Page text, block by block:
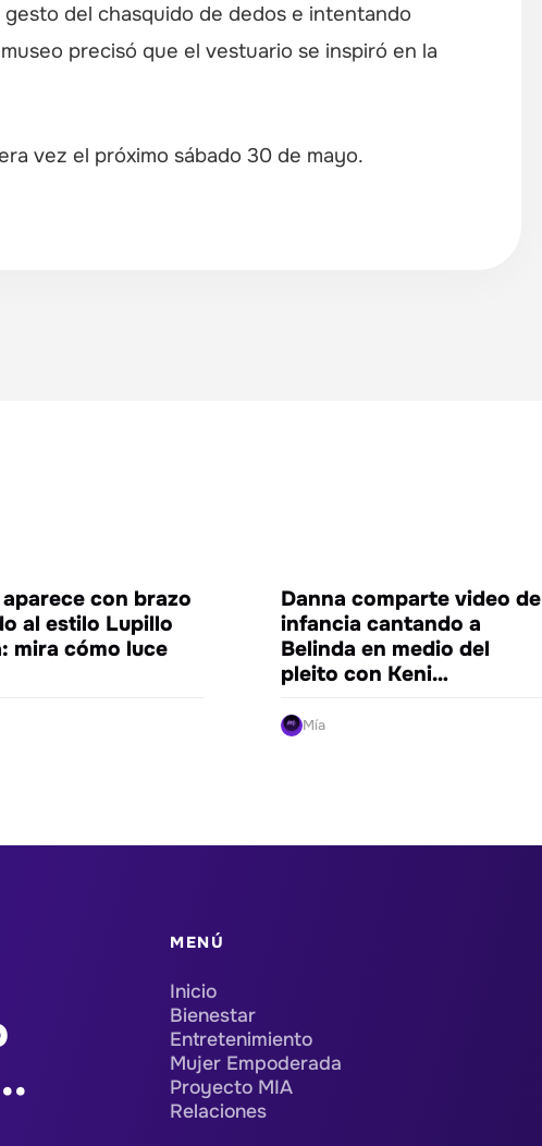
del chasquido de dedos e intentando
precisó que el vestuario se inspiró en la
vez el próximo sábado 30 de mayo.
ENTRETENIMIENTO
con brazo
al estilo Lupillo
mira cómo luce
ENTRETENIMIENTO
Danna comparte video de
infancia cantando a
Belinda en medio del
pleito con Keni…
Mía
MENÚ
Inicio
Bienestar
Entretenimiento
Mujer Empoderada
Proyecto MIA
Relaciones